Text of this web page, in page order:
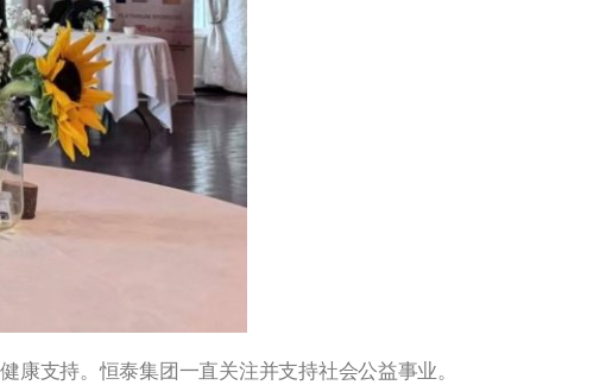
支持。恒泰集团一直关注并支持社会公益事业。